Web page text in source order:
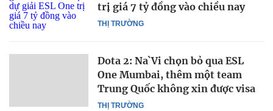
THỊ TRƯỜNG
trị giá 7 tỷ đồng vào chiều nay
THỊ TRƯỜNG
Dota 2: Na`Vi chọn bỏ qua ESL
One Mumbai, thêm một team
Trung Quốc không xin được visa